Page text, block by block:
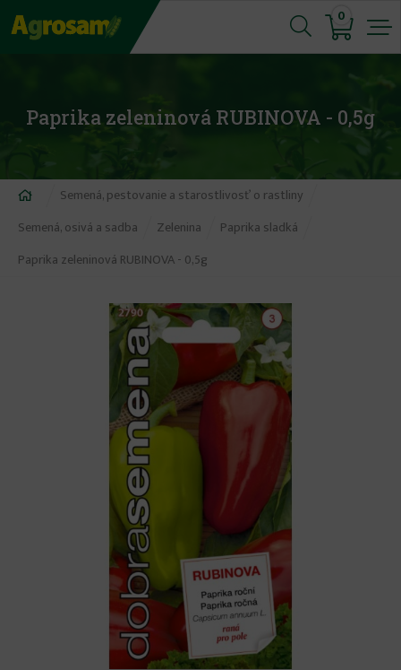
Jump
to
0
Paprika zeleninová RUBINOVA - 0,5g
Nachádzate
sa
tu
Semená, pestovanie a starostlivosť o rastliny
Semená, osivá a sadba
Zelenina
Paprika sladká
Paprika zeleninová RUBINOVA - 0,5g